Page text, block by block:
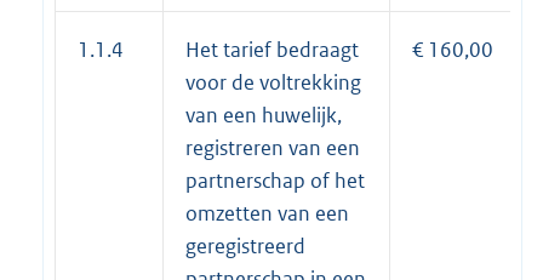
1.1.4
Het tarief bedraagt
voor de voltrekking
van een huwelijk,
registreren van een
partnerschap of het
omzetten van een
geregistreerd
€ 160,00